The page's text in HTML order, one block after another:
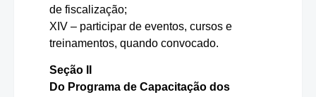
de fiscalização;
XIV – participar de eventos, cursos e
treinamentos, quando convocado.
Seção II
Do Programa de Capacitação dos